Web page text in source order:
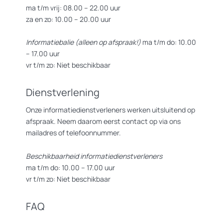
ma t/m vrij: 08.00 – 22.00 uur
za en zo: 10.00 – 20.00 uur
Informatiebalie (alleen op afspraak!) ma t/m do: 10.00
– 17.00 uur
vr t/m zo: Niet beschikbaar
Dienstverlening
Onze informatiedienstverleners werken uitsluitend op
afspraak. Neem daarom eerst contact op via ons
mailadres of telefoonnummer.
Beschikbaarheid informatiedienstverleners
ma t/m do: 10.00 – 17.00 uur
vr t/m zo: Niet beschikbaar
FAQ